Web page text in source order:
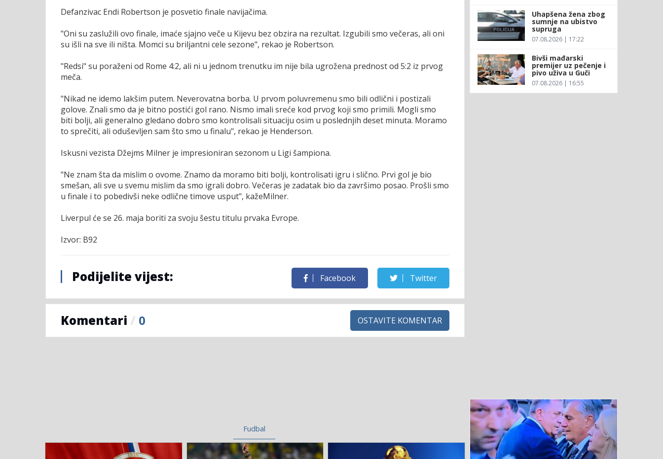
Defanzivac Endi Robertson je posvetio finale navijačima.
"Oni su zaslužili ovo finale, imaće sjajno veče u Kijevu bez obzira na rezultat. Izgubili smo večeras, ali oni
su išli na sve ili ništa. Momci su briljantni cele sezone", rekao je Robertson.
"Redsi" su poraženi od Rome 4:2, ali ni u jednom trenutku im nije bila ugrožena prednost od 5:2 iz prvog
meča.
"Nikad ne idemo lakšim putem. Neverovatna borba. U prvom poluvremenu smo bili odlični i postizali
golove. Znali smo da je bitno postići gol rano. Nismo imali sreće kod prvog koji smo primili. Mogli smo
biti bolji, ali generalno gledano dobro smo kontrolisali situaciju osim u poslednjih deset minuta. Moramo
to sprečiti, ali oduševljen sam što smo u finalu", rekao je Henderson.
Iskusni vezista Džejms Milner je impresioniran sezonom u Ligi šampiona.
"Ne znam šta da mislim o ovome. Znamo da moramo biti bolji, kontrolisati igru i slično. Prvi gol je bio
smešan, ali sve u svemu mislim da smo igrali dobro. Večeras je zadatak bio da završimo posao. Prošli smo
u finale i to pobedivši neke odlične timove usput", kažeMilner.
Liverpul će se 26. maja boriti za svoju šestu titulu prvaka Evrope.
Izvor: B92
Podijelite vijest: Facebook Twitter
Komentari / 0 OSTAVITE KOMENTAR
Fudbal
Uhapšena žena zbog
sumnje na ubistvo
supruga
07.08.2026 | 17:22
Bivši mađarski
premijer uz pečenje i
pivo uživa u Guči
07.08.2026 | 16:55